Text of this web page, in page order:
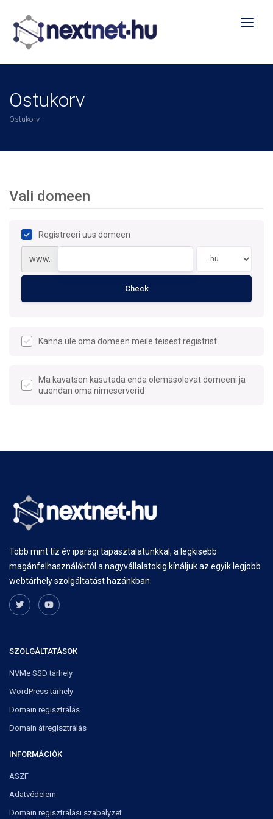
Toggle
Ostukorv
Ostukorv
Vali domeen
Registreeri uus domeen
www.
Check
Kanna üle oma domeen meile teisest registrist
Ma kavatsen kasutada enda olemasolevat domeeni ja
uuendan oma nimeserverid
Több mint tíz év iparági tapasztalatunkkal, a legkisebb
magánfelhasználóktól a nagyvállalatokig kínáljuk az egyik legjobb
webtárhely szolgáltatást hazánkban.
SZOLGÁLTATÁSOK
NVMe SSD tárhely
WordPress tárhely
Domain regisztrálás
Domain átregisztrálás
INFORMÁCIÓK
ASZF
Adatvédelem
Domain regisztrálási szabályzet